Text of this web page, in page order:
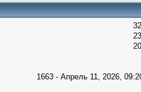
1663 - Апрель 11, 2026,